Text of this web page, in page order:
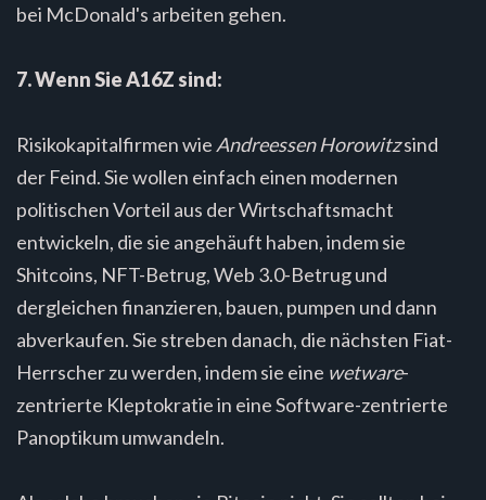
bei McDonald's arbeiten gehen.
7. Wenn Sie A16Z sind:
Risikokapitalfirmen wie Andreessen Horowitzsind
der Feind. Sie wollen einfach einen modernen
politischen Vorteil aus der Wirtschaftsmacht
entwickeln, die sie angehäuft haben, indem sie
Shitcoins, NFT-Betrug, Web 3.0-Betrug und
dergleichen finanzieren, bauen, pumpen und dann
abverkaufen. Sie streben danach, die nächsten Fiat-
Herrscher zu werden, indem sie eine wetware-
zentrierte Kleptokratie in eine Software-zentrierte
Panoptikum umwandeln.